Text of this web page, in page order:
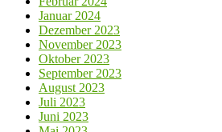
Januar 2024
Dezember 2023
November 2023
Oktober 2023
September 2023
August 2023
Juli 2023
Juni 2023